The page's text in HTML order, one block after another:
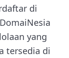
di
yang
tersedia di